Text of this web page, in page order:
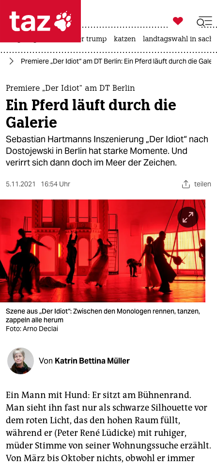
 taz zahl ich
taz zahl ich
themen
politik
öko
gesellschaft
sport
berlin
nord
wahrheit
verlag
verlag
veranstaltungen
fragen & hilfe
abo
genossenschaft
epaper login

taz zahl ich
usa unter trump katzen landtagswahl in
Premiere „Der Idiot“ am DT Berlin: Ein Pferd läuft durch die
Premiere „Der Idiot“ am DT Berlin
Ein Pferd läuft durch die
Galerie
Sebastian Hartmanns Inszenierung „Der Idiot“ nach
Dostojewski in Berlin hat starke Momente. Und
verirrt sich dann doch im Meer der Zeichen.
5.11.2021 16:54 Uhr teilen
Szene aus „Der Idiot“: Zwischen den Monologen rennen, tanzen,
zappeln alle herum
Foto: Arno Declai
Von Katrin Bettina Müller
Ein Mann mit Hund: Er sitzt am Bühnenrand.
Man sieht ihn fast nur als schwarze Silhouette vor
dem roten Licht, das den hohen Raum füllt,
während er (Peter René Lüdicke) mit ruhiger,
müder Stimme von seiner Wohnungssuche erzählt.
Von März bis Oktober nichts, obwohl er immer